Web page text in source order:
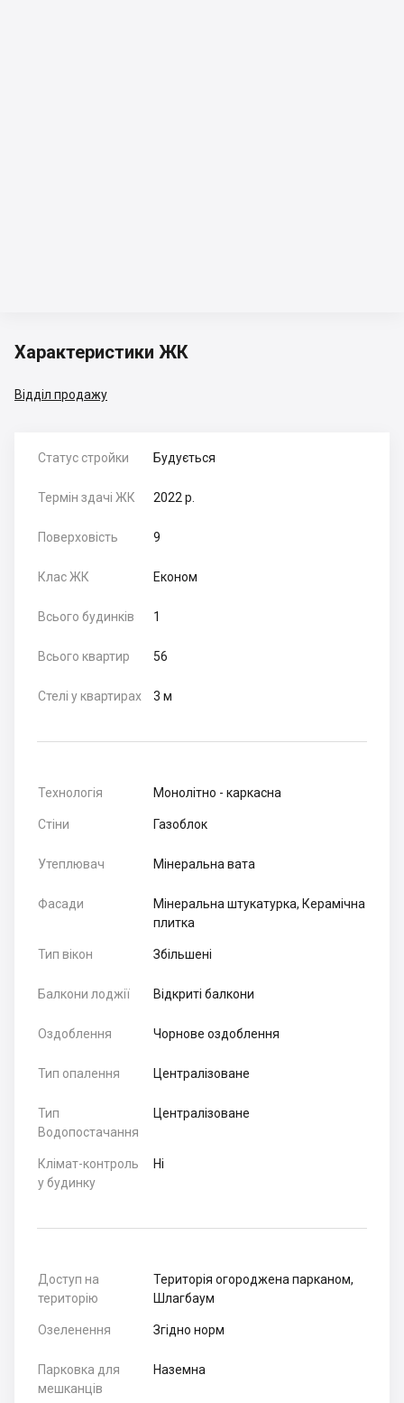
Характеристики ЖК
Відділ продажу
Статус стройки Будується
Термін здачі ЖК 2022 р.
Поверховість 9
Клас ЖК Економ
Всього будинків 1
Всього квартир 56
Стелі у квартирах 3 м
Технологія Монолітно - каркасна
Стіни Газоблок
Утеплювач Мінеральна вата
Фасади
Мінеральна штукатурка, Керамічна
плитка
Тип вікон Збільшені
Балкони лоджії Відкриті балкони
Оздоблення Чорнове оздоблення
Тип опалення Централізоване
Тип
Водопостачання
Централізоване
Клімат-контроль
у будинку
Ні
Доступ на
територію
Територія огороджена парканом,
Шлагбаум
Озеленення Згідно норм
Парковка для
мешканців
Наземна